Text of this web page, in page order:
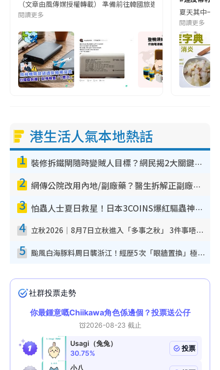
（文章由風傳媒授權轉載） 準備前往韓國旅遊的民眾，近期要
閱讀更多
夏天其中一
閱讀更多
港生活人氣本地熱話
1 裝修拆鐵閘隨時變賊人目標？網民揭2大關鍵用途：裝新式等於白裝？附新舊鐵閘分別
2 網傳公院改用內地/副廠藥？醫生拆解正副廠分別 揭4類人換藥隨時出事
3 怕蟲人士夏日救星！日本3COINS爆紅驅蟲神器$45起 1招「全程免觸碰」輕鬆搞定小強
4 立秋2026｜8月7日立秋進入「多事之秋」 3件事唔做得！專家教6招開運 清枱頭／銀包納氣接好運
5 颱風白海豚料周日襲浙江！經歷5次「眼牆置換」極罕見 成登陸內地最長途颱風